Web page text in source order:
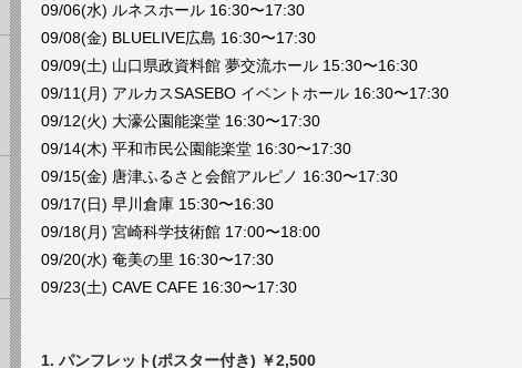
09/06(水) ルネスホール 16:30〜17:30
09/08(金) BLUELIVE広島 16:30〜17:30
09/09(土) 山口県政資料館 夢交流ホール 15:30〜16:30
09/11(月) アルカスSASEBO イベントホール 16:30〜17:30
09/12(火) 大濠公園能楽堂 16:30〜17:30
09/14(木) 平和市民公園能楽堂 16:30〜17:30
09/15(金) 唐津ふるさと会館アルピノ 16:30〜17:30
09/17(日) 早川倉庫 15:30〜16:30
09/18(月) 宮崎科学技術館 17:00〜18:00
09/20(水) 奄美の里 16:30〜17:30
09/23(土) CAVE CAFE 16:30〜17:30
1. パンフレット(ポスター付き) ￥2,500